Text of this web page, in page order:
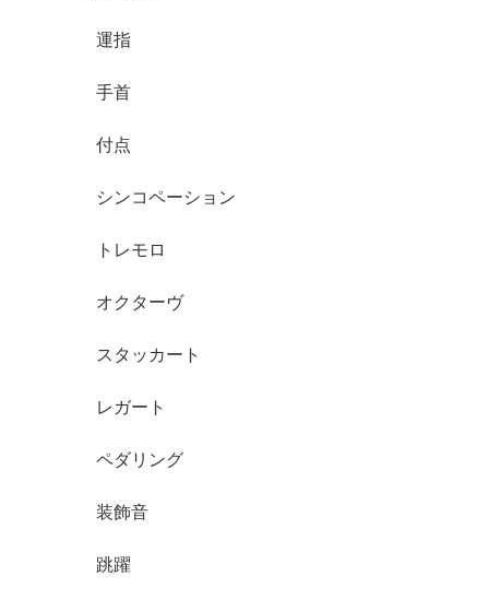
運指
手首
付点
シンコペーション
トレモロ
オクターヴ
スタッカート
レガート
ペダリング
装飾音
跳躍